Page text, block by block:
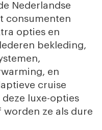
Nederlandse
consumenten
opties en
bekleding,
en
cruise
luxe-opties
ze als dure